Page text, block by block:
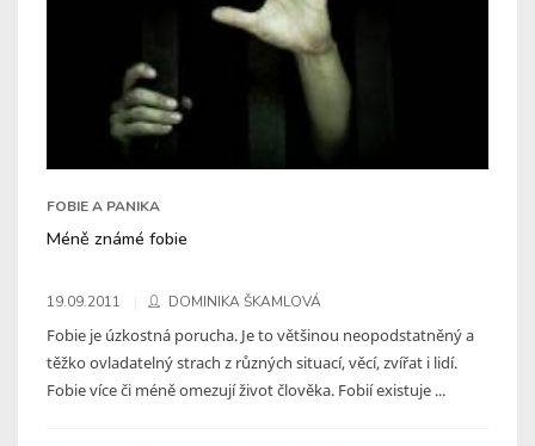
FOBIE A PANIKA
Méně známé fobie
19.09.2011 DOMINIKA ŠKAMLOVÁ
Fobie je úzkostná porucha. Je to většinou neopodstatněný a
těžko ovladatelný strach z různých situací, věcí, zvířat i lidí.
Fobie více či méně omezují život člověka. Fobií existuje ...